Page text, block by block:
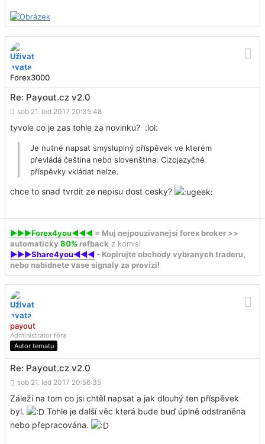
Forex3000
Re: Payout.cz v2.0
sob 21. led 2017 20:35:48
tyvole co je zas tohle za novinku? :lol:
Je nutné napsat smysluplný příspěvek ve kterém
převládá čeština nebo slovenština. Cizojazyčné
příspěvky vkládat nelze.
chce to snad tvrdit ze nepisu dost cesky?
►►►Forex4you◄◄◄ = Muj nejpouzivanejsi forex broker >>
automaticky 80% refback z komisi
►►►Share4you◄◄◄ - Kopirujte obchody vybranych traderu,
nebo nabidnete vase signaly za provizi!
payout
Administrátor fóra
Autor tematu
Re: Payout.cz v2.0
sob 21. led 2017 20:56:35
Záleží na tom co jsi chtěl napsat a jak dlouhý ten příspěvek
byl.
Tohle je další věc která bude buď úplně odstraněna
nebo přepracována.